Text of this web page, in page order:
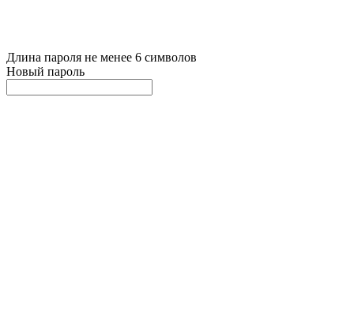
Длина пароля не менее 6 символов
Новый пароль